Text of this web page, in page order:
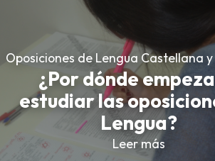
Oposiciones de Lengua Castellana
¿Por dónde
estudiar las
Lengua?
Leer más